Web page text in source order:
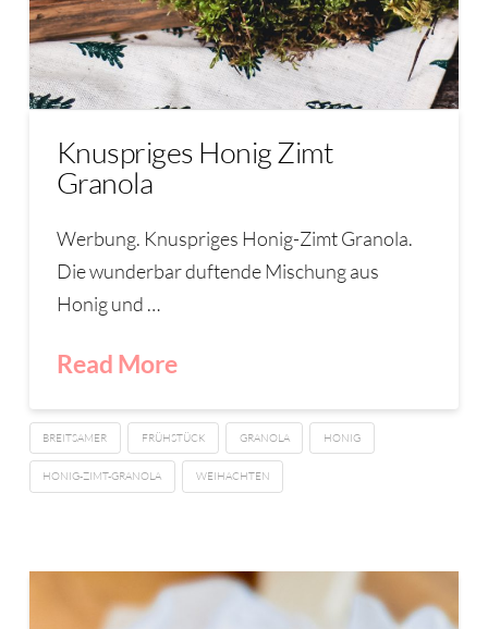
Knuspriges Honig Zimt
Granola
Werbung. Knuspriges Honig-Zimt Granola.
Die wunderbar duftende Mischung aus
Honig und …
Read More
BREITSAMER FRÜHSTÜCK GRANOLA HONIG
HONIG-ZIMT-GRANOLA WEIHACHTEN